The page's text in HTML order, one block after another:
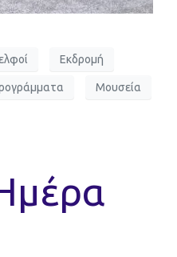
Εκδρομή
Μουσεία